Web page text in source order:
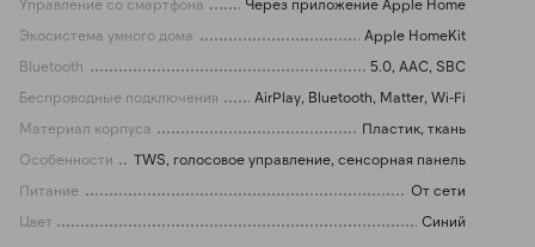
Управление со смартфона
Через приложение Apple Home
Экосистема умного дома
Apple HomeKit
Bluetooth
5.0, AAC, SBC
Беспроводные подключения
AirPlay, Bluetooth, Matter, Wi-Fi
Материал корпуса
Пластик, ткань
Особенности
TWS, голосовое управление, сенсорная панель
Питание
От сети
Цвет
Синий